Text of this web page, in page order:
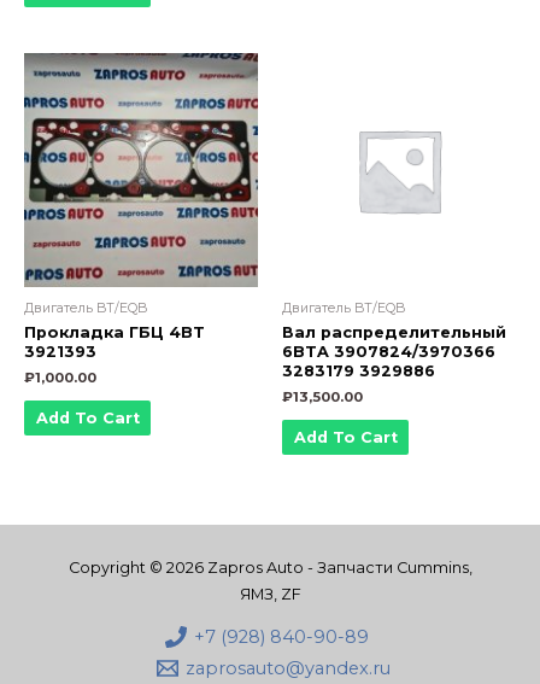
Двигатель BT/EQB
Прокладка ГБЦ 4BT
3921393
₽1,000.00
Add To Cart
Двигатель BT/EQB
Вал распределительный
6BTA 3907824/3970366
3283179 3929886
₽13,500.00
Add To Cart
Copyright © 2026 Zapros Auto - Запчасти Cummins,
ЯМЗ, ZF
+7 (928) 840-90-89
zaprosauto@yandex.ru